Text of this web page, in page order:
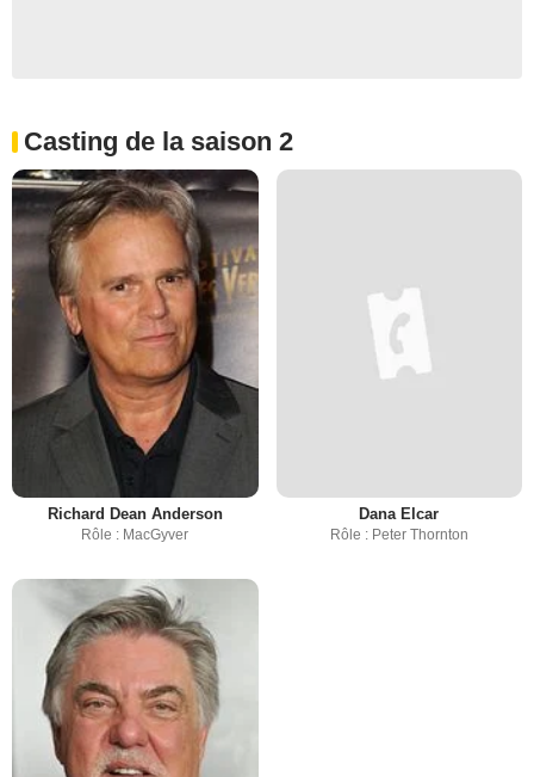
Casting de la saison 2
Richard Dean Anderson
Rôle : MacGyver
Dana Elcar
Rôle : Peter Thornton